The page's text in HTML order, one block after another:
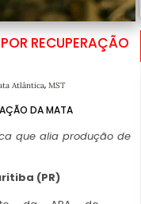
RECUPERAÇÃO
Atlântica, MST
DA MATA
que alia produção de
(PR)